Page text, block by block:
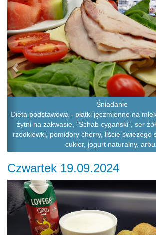
Śniadanie
Dieta podstawowa - płatki jęczmienne na
żytni na zakwasie, "Schab cygański", ser
rzodkiewki, pomidory cherry, liście świeżego
cukier, jogurt naturalny,
Czwartek 19.09.2024
Previous